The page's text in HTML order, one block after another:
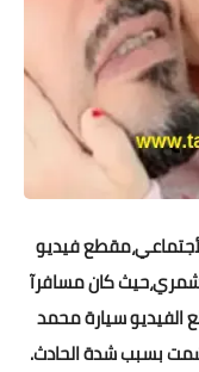
فيديو
كان مسافرآ
سيارة محمد
بسبب شدة الحادث.